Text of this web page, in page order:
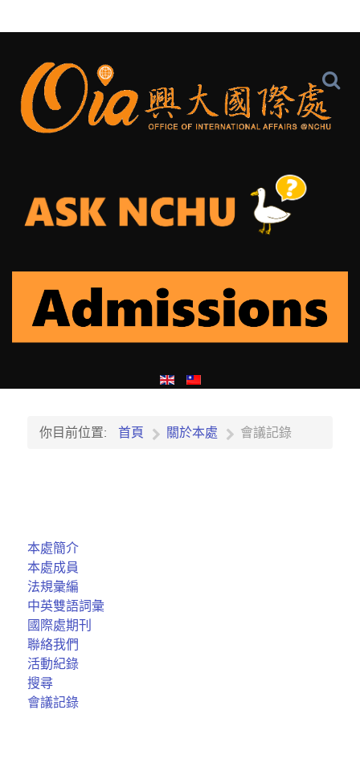
你目前位置: 首頁 關於本處 會議記錄
本處簡介
本處成員
法規彙編
中英雙語詞彙
國際處期刊
聯絡我們
活動紀錄
搜尋
會議記錄